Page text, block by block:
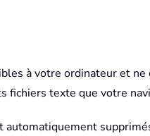
à votre ordinateur et
fichiers texte que votre